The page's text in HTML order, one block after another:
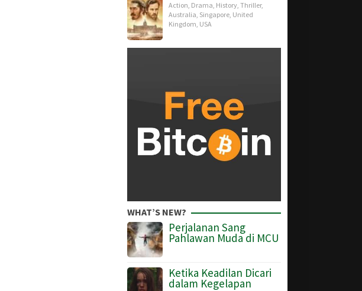
Action, Drama, History, Thriller,
Australia, Singapore, United
Kingdom, USA
WHAT’S NEW?
Perjalanan Sang
Pahlawan Muda di MCU
Ketika Keadilan Dicari
dalam Kegelapan